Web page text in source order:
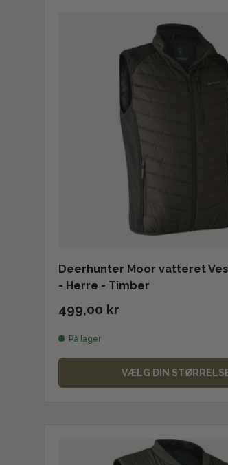
Deerhunter Moor vatteret
- Herre - Timber
499,00 kr
På lager
VÆLG DIN